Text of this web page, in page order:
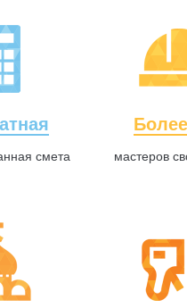
смета мастеров